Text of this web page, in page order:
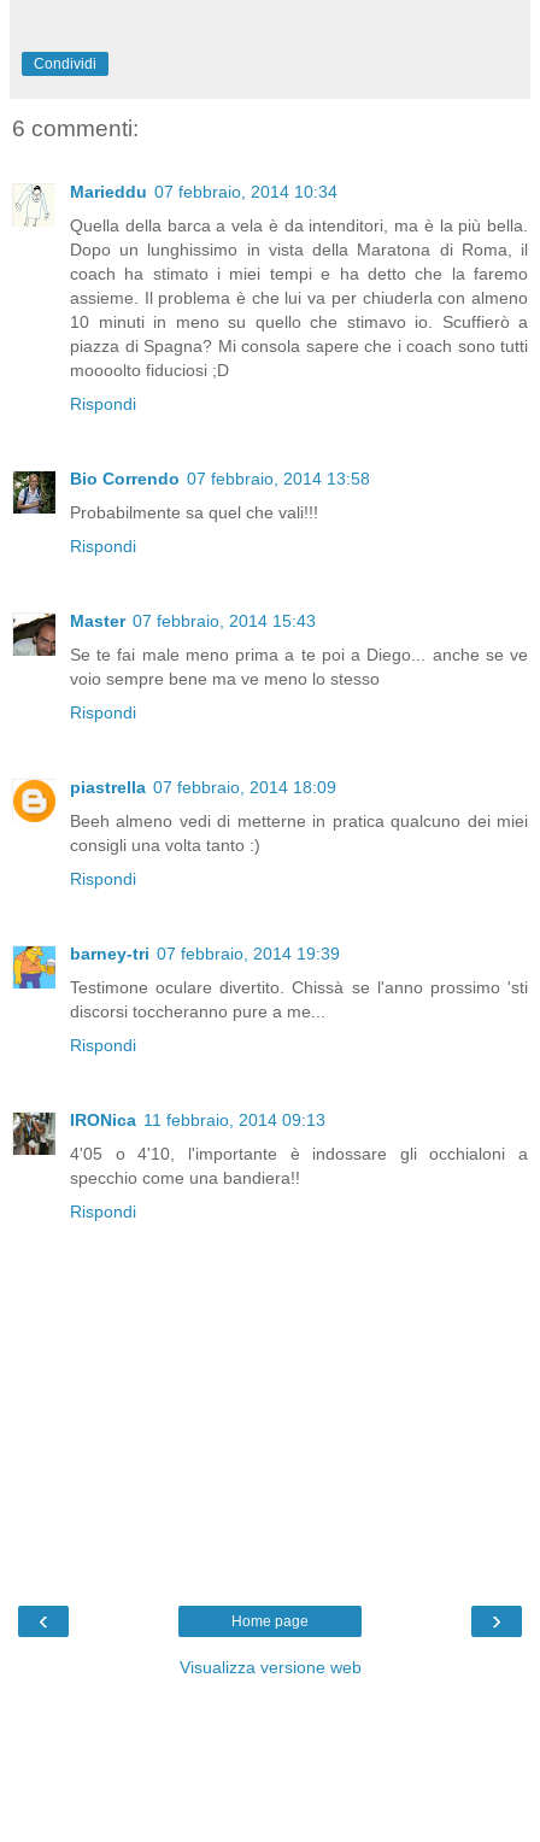
Condividi
6 commenti:
Marieddu 07 febbraio, 2014 10:34
Quella della barca a vela è da intenditori, ma è la più bella.
Dopo un lunghissimo in vista della Maratona di Roma, il
coach ha stimato i miei tempi e ha detto che la faremo
assieme. Il problema è che lui va per chiuderla con almeno
10 minuti in meno su quello che stimavo io. Scuffierò a
piazza di Spagna? Mi consola sapere che i coach sono tutti
moooolto fiduciosi ;D
Rispondi
Bio Correndo 07 febbraio, 2014 13:58
Probabilmente sa quel che vali!!!
Rispondi
Master 07 febbraio, 2014 15:43
Se te fai male meno prima a te poi a Diego... anche se ve
voio sempre bene ma ve meno lo stesso
Rispondi
piastrella 07 febbraio, 2014 18:09
Beeh almeno vedi di metterne in pratica qualcuno dei miei
consigli una volta tanto :)
Rispondi
barney-tri 07 febbraio, 2014 19:39
Testimone oculare divertito. Chissà se l'anno prossimo 'sti
discorsi toccheranno pure a me...
Rispondi
IRONica 11 febbraio, 2014 09:13
4'05 o 4'10, l'importante è indossare gli occhialoni a
specchio come una bandiera!!
Rispondi
‹ ›
Home page
Visualizza versione web